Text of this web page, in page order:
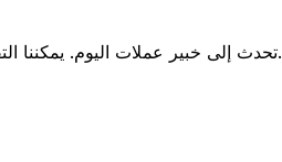
تحدث إلى خبير عملات اليوم.يمكننا التفوق على أسعار المنافسين.